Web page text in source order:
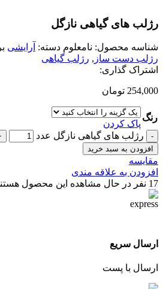
رژلب های گیاهی نازگل
شناسه محصول: نامعلوم دسته: آرایشی
رژلب دست ساز , رژلب گیاهی
اشتراک گذاری:
254,000 تومان
رنگ
پاک کردن
رژلب های گیاهی نازگل عدد
افزودن به سبد خرید
مقایسه
افزودن به علاقه مندی
17 نفر در حال مشاهده این محصول
ارسال سریع
ارسال با پست